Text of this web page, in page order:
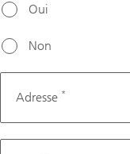
Oui
Non
Adresse *